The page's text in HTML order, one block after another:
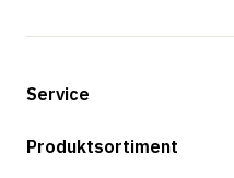
Service
Betalningsalternativ
Produktsortiment